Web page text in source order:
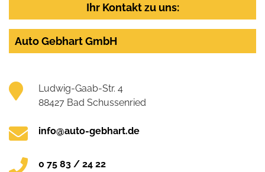
Ihr Kontakt zu uns:
Auto Gebhart GmbH
Ludwig-Gaab-Str. 4
88427 Bad Schussenried
info@auto-gebhart.de
0 75 83 / 24 22